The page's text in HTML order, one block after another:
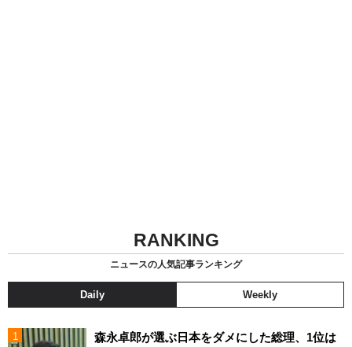
RANKING
ニュースの人気記事ランキング
Daily Weekly
森永卓郎が選ぶ日本をダメにした総理、1位は